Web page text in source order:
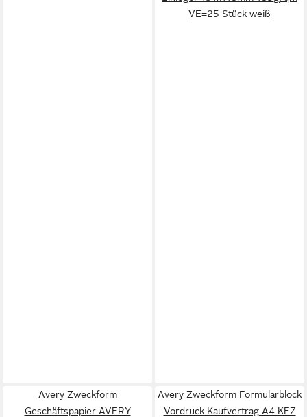
VE=25 Stück weiß
Avery Zweckform
Geschäftspapier AVERY
Avery Zweckform Formularblock
Vordruck Kaufvertrag A4 KFZ